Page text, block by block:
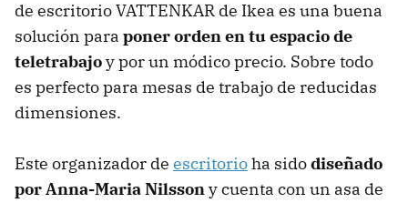
de escritorio VATTENKAR de Ikea es una buena
solución para poner orden en tu espacio de
teletrabajoy por un módico precio. Sobre todo
es perfecto para mesas de trabajo de reducidas
dimensiones.
Este organizador de escritorioha sidodiseñado
por Anna-Maria Nilssony cuenta con un asa de